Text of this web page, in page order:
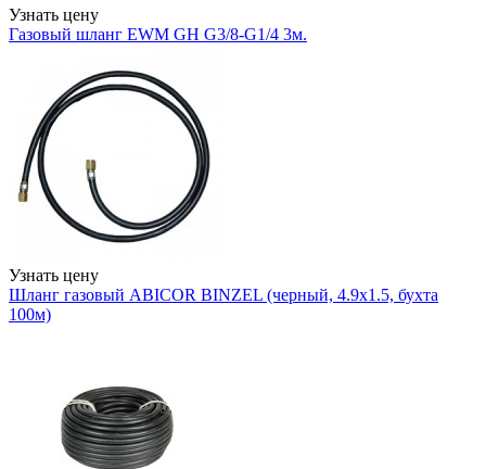
Узнать цену
Газовый шланг EWM GH G3/8-G1/4 3м.
Узнать цену
Шланг газовый ABICOR BINZEL (черный, 4.9х1.5, бухта
100м)